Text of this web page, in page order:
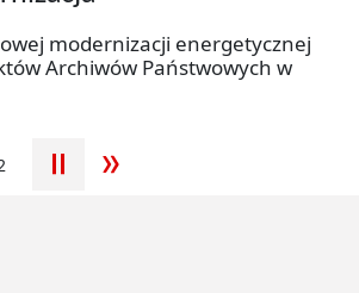
następny slajd
modernizacji energetycznej
Archiwów Państwowych w
fotografie oraz archiwalia
miasta, regionu i jego